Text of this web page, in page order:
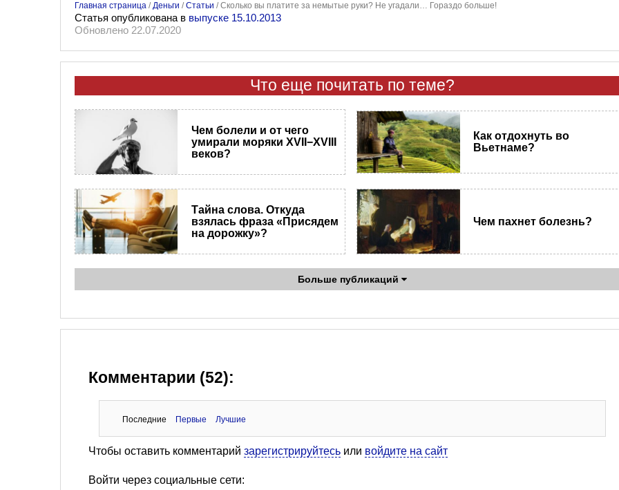
Главная страница /Деньги /Статьи /Сколько вы платите за немытые руки? Не угадали… Гораздо больше!
Статья опубликована в выпуске 15.10.2013
Обновлено 22.07.2020
Что еще почитать по теме?
Чем болели и от чего
умирали моряки XVII−XVIII
веков?
Как отдохнуть во
Вьетнаме?
Тайна слова. Откуда
взялась фраза «Присядем
на дорожку»?
Чем пахнет болезнь?
Больше публикаций
Комментарии (52):
Последние Первые Лучшие
Чтобы оставить комментарий зарегистрируйтесь или войдите на сайт
Войти через социальные сети: